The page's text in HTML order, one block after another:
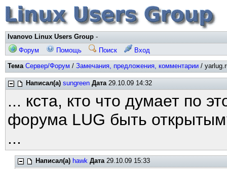
Ivanovo Linux Users Group -
Форум
Помощь Поиск Вход
Тема Сервер/Форум / Замечания, предложения, комментарии /
Написал(а) sungreen Дата29.10.09 14:32
... кста, кто что думает по
форума LUG быть
...
Написал(а) hawk Дата29.10.09 15:33